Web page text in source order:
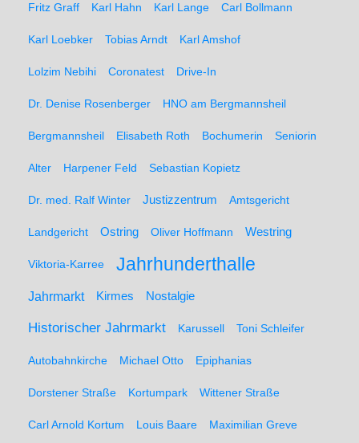
Fritz Graff Karl Hahn Karl Lange Carl Bollmann
Karl Loebker Tobias Arndt Karl Amshof
Lolzim Nebihi Coronatest Drive-In
Dr. Denise Rosenberger HNO am Bergmannsheil
Bergmannsheil Elisabeth Roth Bochumerin Seniorin
Alter Harpener Feld Sebastian Kopietz
Dr. med. Ralf Winter Justizzentrum Amtsgericht
Landgericht Ostring Oliver Hoffmann Westring
Viktoria-Karree Jahrhunderthalle
Jahrmarkt Kirmes Nostalgie
Historischer Jahrmarkt Karussell Toni Schleifer
Autobahnkirche Michael Otto Epiphanias
Dorstener Straße Kortumpark Wittener Straße
Carl Arnold Kortum Louis Baare Maximilian Greve